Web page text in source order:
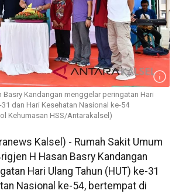
Basry Kandangan menggelar peringatan Hari
31 dan Hari Kesehatan Nasional ke-54
Kehumasan HSS/Antarakalsel)
Kalsel) - Rumah Sakit Umum
H Hasan Basry Kandangan
Hari Ulang Tahun (HUT) ke-31
Nasional ke-54, bertempat di